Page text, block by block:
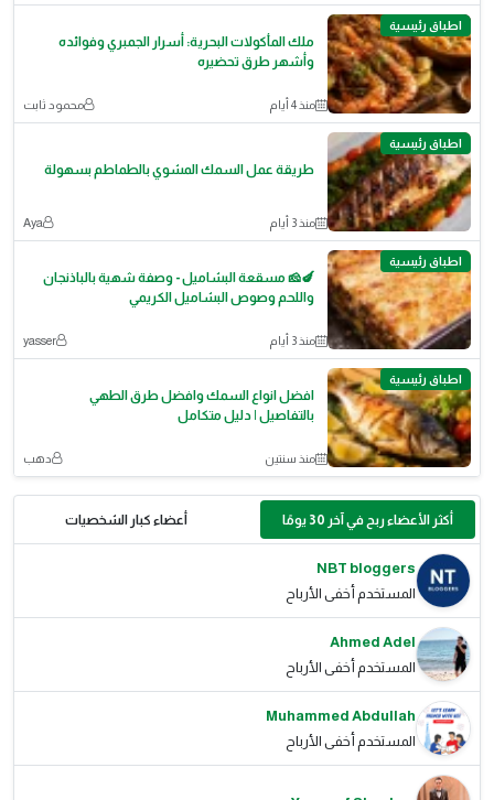
اطباق رئيسية
ملك المأكولات البحرية: أسرار الجمبري وفوائده
وأشهر طرق تحضيره
منذ 4 أيام محمود ثابت
اطباق رئيسية
طريقة عمل السمك المشوي بالطماطم بسهولة
منذ 3 أيام Aya
اطباق رئيسية
🍆🧀 مسقعة البشاميل - وصفة شهية بالباذنجان
واللحم وصوص البشاميل الكريمي
منذ 3 أيام yasser
اطباق رئيسية
افضل انواع السمك وافضل طرق الطهي
بالتفاصيل | دليل متكامل
منذ سنتين دهب
أكثر الأعضاء ربح في آخر 30 يومًا أعضاء كبار الشخصيات
NBT bloggers
المستخدم أخفى الأرباح
Ahmed Adel
المستخدم أخفى الأرباح
Muhammed Abdullah
المستخدم أخفى الأرباح